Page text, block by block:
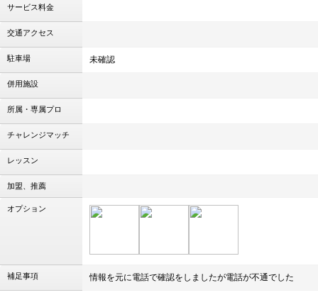
サービス料金
交通アクセス
駐車場 未確認
併用施設
所属・専属プロ
チャレンジマッチ
レッスン
加盟、推薦
オプション
補足事項 情報を元に電話で確認をしましたが電話が不通でした